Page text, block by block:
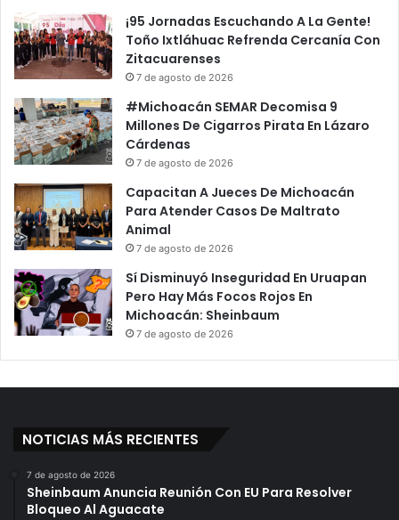
¡95 Jornadas Escuchando A La Gente!
Toño Ixtláhuac Refrenda Cercanía Con
Zitacuarenses
7 de agosto de 2026
#Michoacán SEMAR Decomisa 9
Millones De Cigarros Pirata En Lázaro
Cárdenas
7 de agosto de 2026
Capacitan A Jueces De Michoacán
Para Atender Casos De Maltrato
Animal
7 de agosto de 2026
Sí Disminuyó Inseguridad En Uruapan
Pero Hay Más Focos Rojos En
Michoacán: Sheinbaum
7 de agosto de 2026
NOTICIAS MÁS RECIENTES
7 de agosto de 2026
Sheinbaum Anuncia Reunión Con EU Para Resolver
Bloqueo Al Aguacate